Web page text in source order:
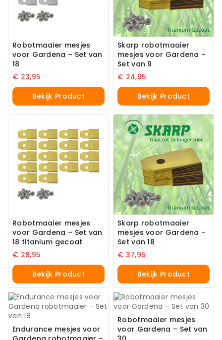
Robotmaaier mesjes
voor Gardena – Set van
18
€ 23,95
Bekijk Product
Skarp robotmaaier
mesjes voor Gardena –
Set van 9
€ 24,95
Bekijk Product
Robotmaaier mesjes
voor Gardena – Set van
18 titanium gecoat
€ 28,95
Bekijk Product
Skarp robotmaaier
mesjes voor Gardena –
Set van 18
€ 37,95
Bekijk Product
Endurance mesjes voor
Robotmaaier mesjes
voor Gardena – Set van